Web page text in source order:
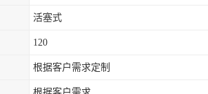
活塞式
120
根据客户需求定制